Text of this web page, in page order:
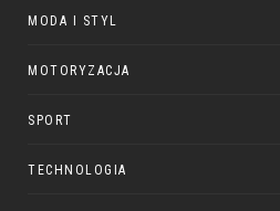
MODA I STYL
MOTORYZACJA
SPORT
TECHNOLOGIA